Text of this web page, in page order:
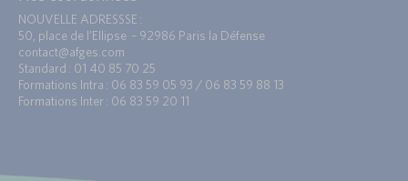
NOUVELLE ADRESSSE :
50, place de l’Ellipse – 92986 Paris la Défense
contact@afges.com
Standard : 01 40 85 70 25
Formations Intra : 06 83 59 05 93 / 06 83 59 88 13
Formations Inter : 06 83 59 20 11